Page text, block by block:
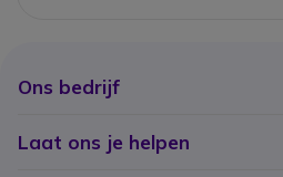
Ons bedrijf
Laat ons je helpen